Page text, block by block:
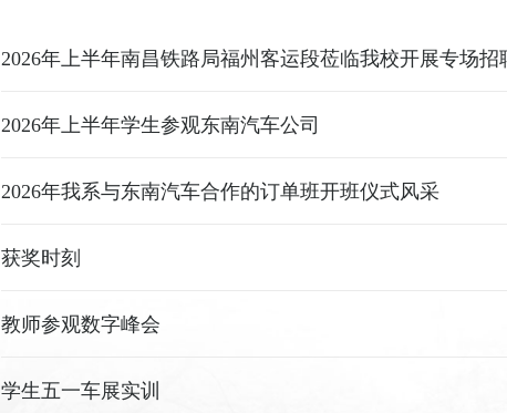
2026年上半年南昌铁路局福州客运段莅临我校开展专场招
2026年上半年学生参观东南汽车公司
2026年我系与东南汽车合作的订单班开班仪式风采
获奖时刻
教师参观数字峰会
学生五一车展实训